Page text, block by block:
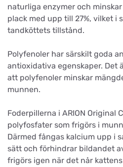
naturliga enzymer och
plack med upp till 27%, vilket i
tandköttets tillstånd.
Polyfenoler har särskilt goda
antioxidativa egenskaper. Det
att polyfenoler minskar
munnen.
Foderpillerna i ARION Original
polyfosfater som frigörs i
Därmed fångas kalcium upp i
sätt och förhindrar bildandet
frigörs igen när det når